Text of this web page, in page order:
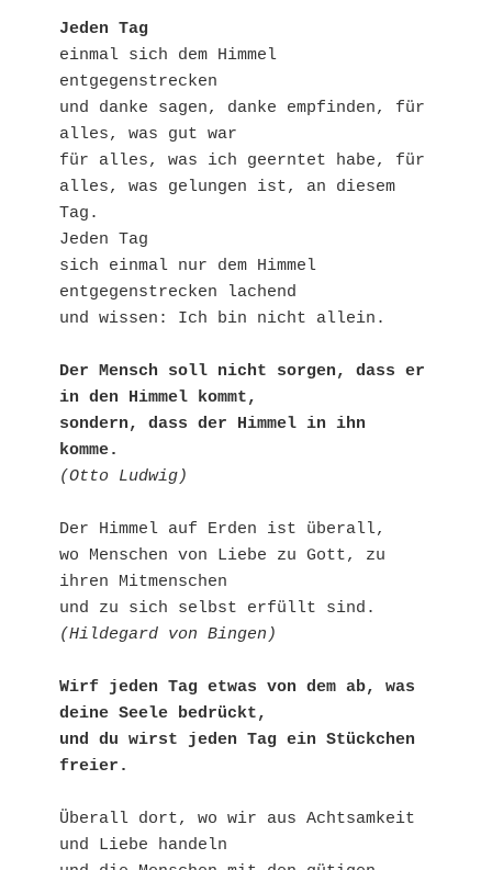
Jeden Tag
einmal sich dem Himmel
entgegenstrecken
und danke sagen, danke empfinden, für
alles, was gut war
für alles, was ich geerntet habe, für
alles, was gelungen ist, an diesem
Tag.
Jeden Tag
sich einmal nur dem Himmel
entgegenstrecken lachend
und wissen: Ich bin nicht allein.
Der Mensch soll nicht sorgen, dass er
in den Himmel kommt,
sondern, dass der Himmel in ihn
komme.
(Otto Ludwig)
Der Himmel auf Erden ist überall,
wo Menschen von Liebe zu Gott, zu
ihren Mitmenschen
und zu sich selbst erfüllt sind.
(Hildegard von Bingen)
Wirf jeden Tag etwas von dem ab, was
deine Seele bedrückt,
und du wirst jeden Tag ein Stückchen
freier.
Überall dort, wo wir aus Achtsamkeit
und Liebe handeln